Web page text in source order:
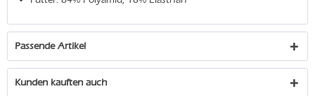
Passende Artikel
Kunden kauften auch